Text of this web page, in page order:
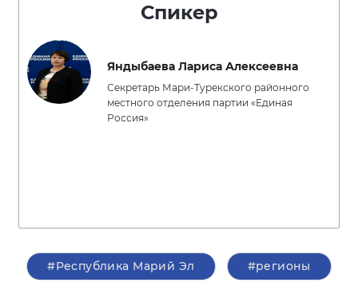
Спикер
Яндыбаева Лариса Алексеевна
Секретарь Мари-Турекского районного
местного отделения партии «Единая
Россия»
#Республика Марий Эл #регионы